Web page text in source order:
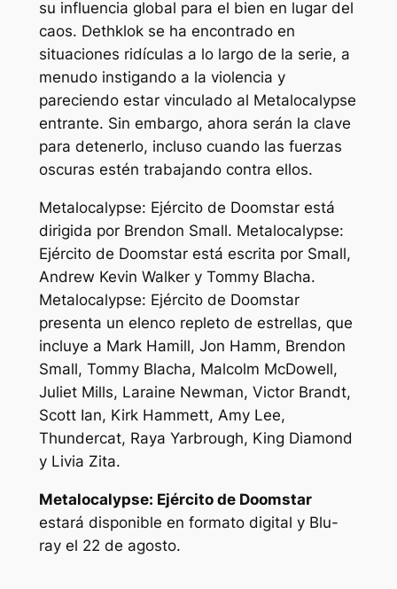
su influencia global para el bien en lugar del
caos. Dethklok se ha encontrado en
situaciones ridículas a lo largo de la serie, a
menudo instigando a la violencia y
pareciendo estar vinculado al Metalocalypse
entrante. Sin embargo, ahora serán la clave
para detenerlo, incluso cuando las fuerzas
oscuras estén trabajando contra ellos.
Metalocalypse: Ejército de Doomstarestá
dirigida por Brendon Small. Metalocalypse:
Ejército de Doomstarestá escrita por Small,
Andrew Kevin Walker y Tommy Blacha.
Metalocalypse: Ejército de Doomstar
presenta un elenco repleto de estrellas, que
incluye a Mark Hamill, Jon Hamm, Brendon
Small, Tommy Blacha, Malcolm McDowell,
Juliet Mills, Laraine Newman, Victor Brandt,
Scott Ian, Kirk Hammett, Amy Lee,
Thundercat, Raya Yarbrough, King Diamond
y Livia Zita.
Metalocalypse: Ejército de Doomstar
estará disponible en formato digital y Blu-
ray el 22 de agosto.